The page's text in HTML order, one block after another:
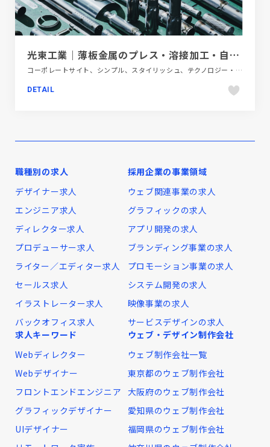
光束工業｜薄板金属のプレス・溶接加工・自動車部品受託製造
コーポレートサイト、シンプル、スタイリッシュ、テクノロジー・サイエンス、ホワイト系、大きめ写真
DETAIL
職種別の求人
デザイナー求人
エンジニア求人
ディレクター求人
プロデューサー求人
ライター／エディター求人
セールス求人
イラストレーター求人
バックオフィス求人
採用企業の事業領域
ウェブ関連事業の求人
グラフィックの求人
アプリ開発の求人
ブランディング事業の求人
プロモーション事業の求人
システム開発の求人
映像事業の求人
サービスデザインの求人
求人キーワード
Webディレクター
Webデザイナー
フロントエンドエンジニア
グラフィックデザイナー
UIデザイナー
ウェブ・デザイン制作会社
ウェブ制作会社一覧
東京都のウェブ制作会社
大阪府のウェブ制作会社
愛知県のウェブ制作会社
福岡県のウェブ制作会社